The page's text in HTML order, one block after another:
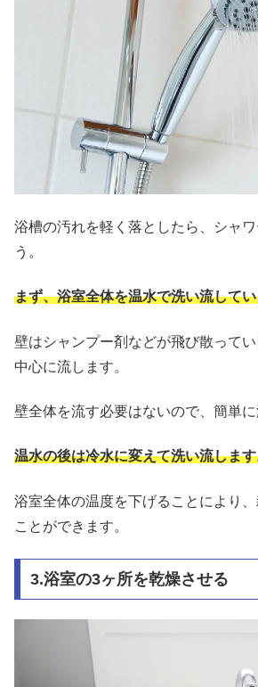
浴槽の汚れを軽く落としたら、シャ
う。
まず、浴室全体を温水で洗い流して
壁はシャンプー剤などが飛び散って
中心に流します。
壁全体を流す必要はないので、簡単に
温水の後は冷水に変えて洗い流しま
浴室全体の温度を下げることにより
ことができます。
3.浴室の3ヶ所を乾燥させる